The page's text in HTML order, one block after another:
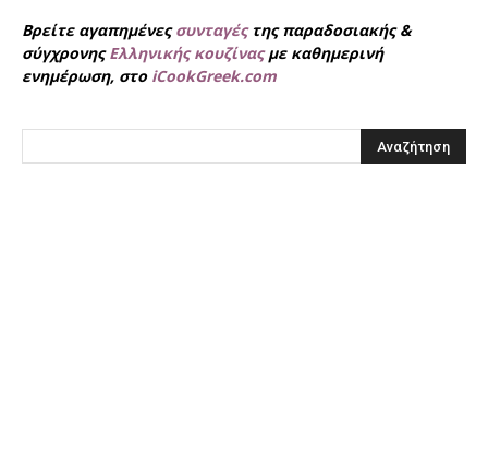
Βρείτε αγαπημένεςσυνταγέςτης παραδοσιακής &
σύγχρονηςΕλληνικής κουζίναςμε καθημερινή
ενημέρωση, στο iCookGreek.com